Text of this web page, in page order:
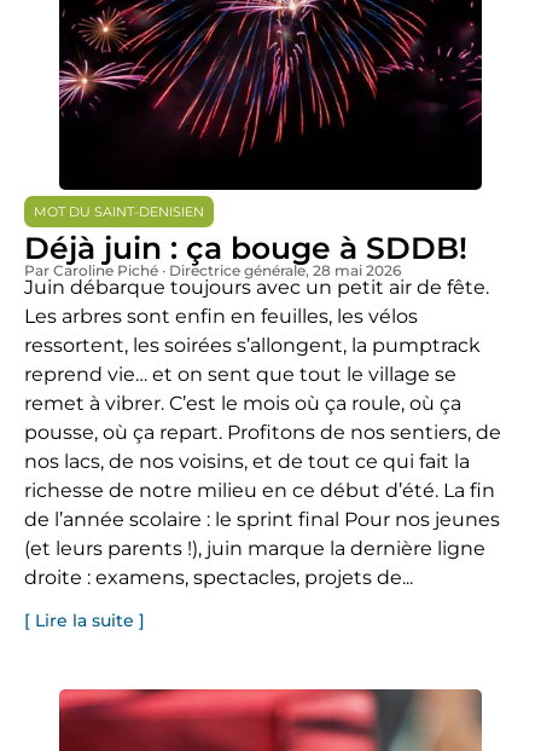
MOT DU SAINT-DENISIEN
Déjà juin : ça bouge à SDDB!
Par Caroline Piché · Directrice générale, 28 mai 2026
Juin débarque toujours avec un petit air de fête.
Les arbres sont enfin en feuilles, les vélos
ressortent, les soirées s’allongent, la pumptrack
reprend vie… et on sent que tout le village se
remet à vibrer. C’est le mois où ça roule, où ça
pousse, où ça repart. Profitons de nos sentiers, de
nos lacs, de nos voisins, et de tout ce qui fait la
richesse de notre milieu en ce début d’été. La fin
de l’année scolaire : le sprint final Pour nos jeunes
(et leurs parents !), juin marque la dernière ligne
droite : examens, spectacles, projets de...
[ Lire la suite ]